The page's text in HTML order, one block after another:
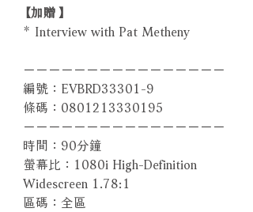
【加贈】
* Interview with Pat Metheny
－－－－－－－－－－－－－－－－
編號：EVBRD33301-9
條碼：0801213330195
－－－－－－－－－－－－－－－－
時間：90分鐘
螢幕比：1080i High-Definition
Widescreen 1.78:1
區碼：全區